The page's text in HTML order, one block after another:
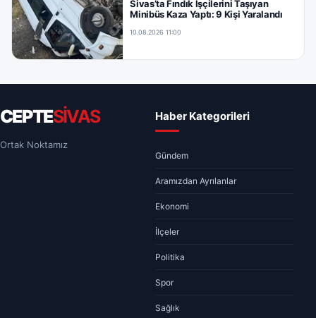
Sivas’ta Fındık İşçilerini Taşıyan
Minibüs Kaza Yaptı: 9 Kişi Yaralandı
10.08.2026 11:00
CEPTESİVAS
Ortak Noktamız
Haber Kategorileri
Gündem
Aramızdan Ayrılanlar
Ekonomi
İlçeler
Politika
Spor
Sağlık